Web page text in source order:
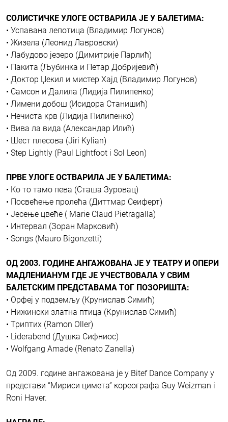
СОЛИСТИЧКЕ УЛОГЕ ОСТВАРИЛА ЈЕ У БАЛЕТИМА:
• Успавана лепотица (Владимир Логунов)
• Жизела (Леонид Лавровски)
• Лабудово језеро (Димитрије Парлић)
• Пакита (Љубинка и Петар Добријевић)
• Доктор Џекил и мистер Хајд (Владимир Логунов)
• Самсон и Далила (Лидија Пилипенко)
• Лимени добош (Исидора Станишић)
• Нечиста крв (Лидија Пилипенко)
• Вива ла вида (Александар Илић)
• Шест плесова (Jiri Kylian)
• Step Lightly (Paul Lightfoot i Sol Leon)
ПРВЕ УЛОГЕ ОСТВАРИЛА ЈЕ У БАЛЕТИМА:
• Ко то тамо пева (Сташа Зуровац)
• Посвећење пролећа (Диттмар Сеиферт)
• Јесење цвеће ( Marie Claud Pietragalla)
• Интервал (Зоран Марковић)
• Songs (Mauro Bigonzetti)
ОД 2003. ГОДИНЕ АНГАЖОВАНА ЈЕ У ТЕАТРУ И ОПЕРИ
МАДЛЕНИАНУМ ГДЕ ЈЕ УЧЕСТВОВАЛА У СВИМ
БАЛЕТСКИМ ПРЕДСТАВАМА ТОГ ПОЗОРИШТА:
• Орфеј у подземљу (Крунислав Симић)
• Нижински златна птица (Крунислав Симић)
• Триптих (Ramon Oller)
• Liderabend (Душка Сифниос)
• Wolfgang Amade (Renato Zanella)
Од 2009. године ангажована је у Bitef Dance Company у
представи “Мириси цимета” кореографа Guy Weizman i
Roni Haver.